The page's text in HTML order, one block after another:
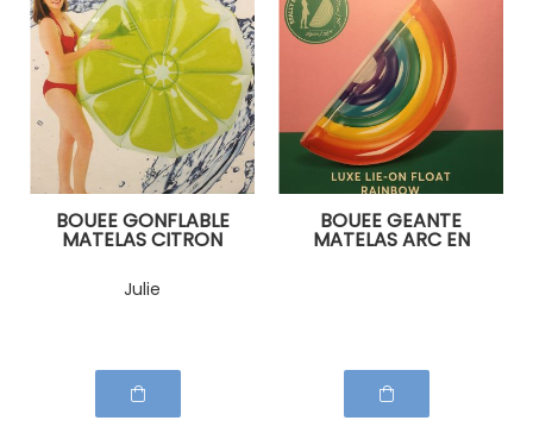
BOUEE GONFLABLE
MATELAS CITRON
Julie
BOUEE GEANTE
MATELAS ARC EN